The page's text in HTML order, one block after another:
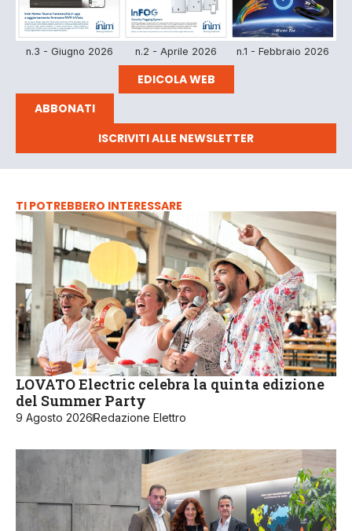
n.3 - Giugno 2026 n.2 - Aprile 2026 n.1 - Febbraio 2026
EDICOLA WEB
ABBONATI
ISCRIVITI ALLE NEWSLETTER
TI POTREBBERO INTERESSARE
LOVATO Electric celebra la quinta edizione
del Summer Party
9 Agosto 2026Redazione Elettro